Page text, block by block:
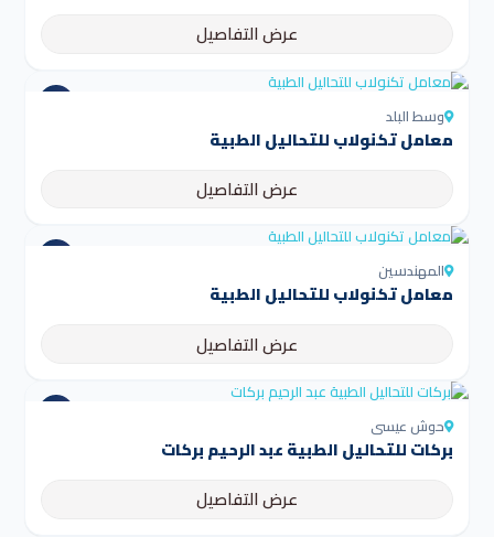
عرض التفاصيل
وسط البلد
معامل تكنولاب للتحاليل الطبية
عرض التفاصيل
المهندسين
معامل تكنولاب للتحاليل الطبية
عرض التفاصيل
حوش عيسى
بركات للتحاليل الطبية عبد الرحيم بركات
عرض التفاصيل